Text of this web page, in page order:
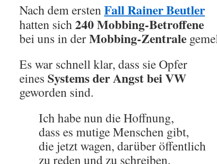
Nach dem erstenFall Rainer Beutler
hatten sich240 Mobbing-Betroffene
bei uns in derMobbing-Zentrale
Es war schnell klar, dass sie Opfer
eines Systems der Angst bei VW
geworden sind.
Ich habe nun die Hoffnung,
dass es mutige Menschen gibt,
die jetzt wagen, darüber öffentlich
zu reden und zu schreiben.